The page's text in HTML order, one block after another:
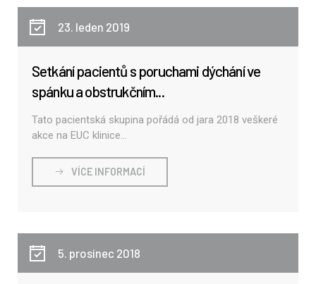
23. leden 2019
Setkání pacientů s poruchami dýchání ve
spánku a obstrukčním...
Tato pacientská skupina pořádá od jara 2018 veškeré
akce na EUC klinice...
VÍCE INFORMACÍ
5. prosinec 2018